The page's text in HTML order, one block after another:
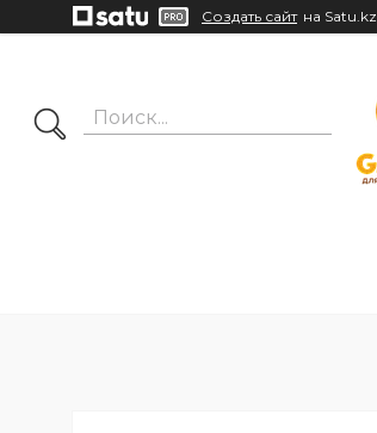
Создать сайт на Satu.kz